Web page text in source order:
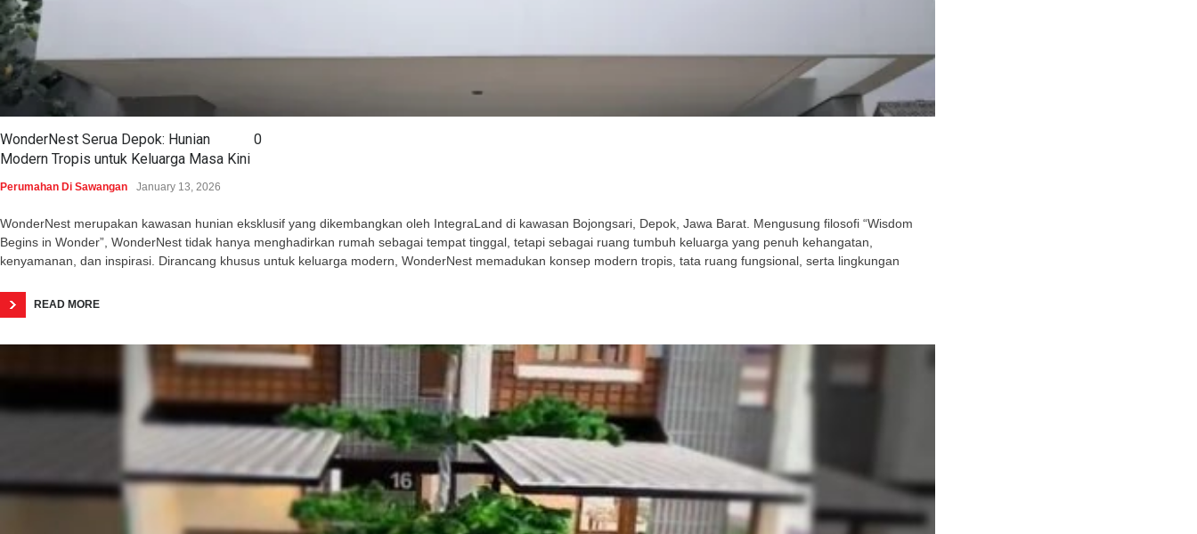
WonderNest Serua Depok: Hunian
Modern Tropis untuk Keluarga Masa Kini
0
Perumahan Di Sawangan January 13, 2026
WonderNest merupakan kawasan hunian eksklusif yang dikembangkan oleh IntegraLand di kawasan Bojongsari, Depok, Jawa Barat. Mengusung filosofi “Wisdom
Begins in Wonder”, WonderNest tidak hanya menghadirkan rumah sebagai tempat tinggal, tetapi sebagai ruang tumbuh keluarga yang penuh kehangatan,
kenyamanan, dan inspirasi. Dirancang khusus untuk keluarga modern, WonderNest memadukan konsep modern tropis, tata ruang fungsional, serta lingkungan
READ MORE